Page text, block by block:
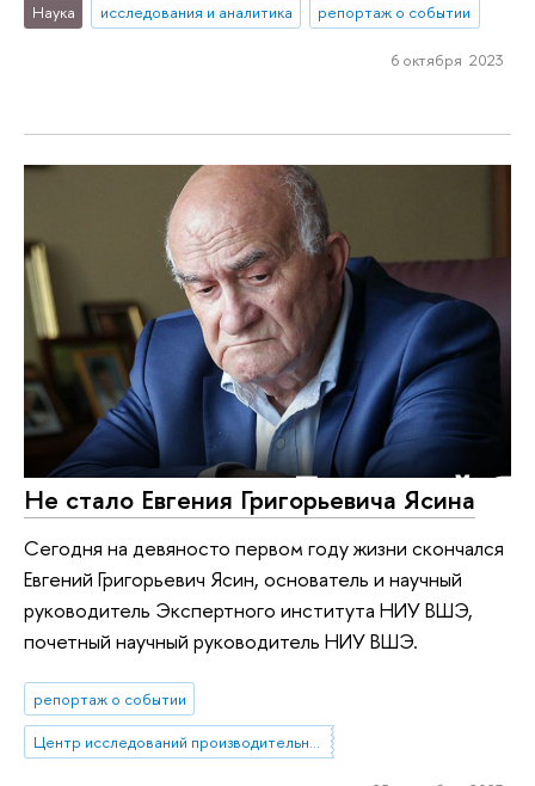
Наука исследования и аналитика репортаж о событии
6 октября 2023
Не стало Евгения Григорьевича Ясина
Сегодня на девяносто первом году жизни скончался
Евгений Григорьевич Ясин, основатель и научный
руководитель Экспертного института НИУ ВШЭ,
почетный научный руководитель НИУ ВШЭ.
репортаж о событии
Центр исследований производительности